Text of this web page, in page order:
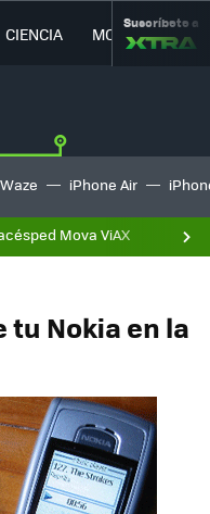
CIENCIA MOVILIDAD
Suscríbete a
Waze iPhone Air
Mova ViAX
tu Nokia en la